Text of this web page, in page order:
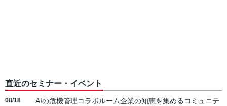
直近のセミナー・イベント
08/18
AIの危機管理コラボルーム企業の知恵を集めるコミュニテ